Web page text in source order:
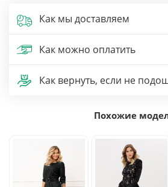
Как мы доставляем
Как можно оплатить
Как вернуть, если не
Похожие